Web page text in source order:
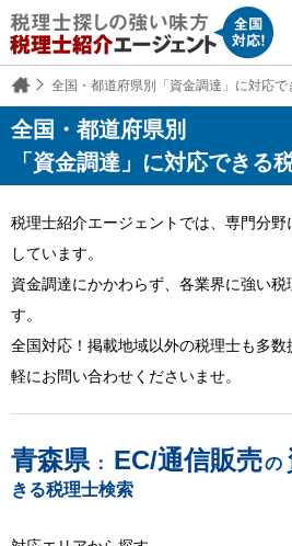
全国・都道府県別「資金調達」に対応で
全国・都道府県別
「資金調達」に対応できる
税理士紹介エージェントでは、専門分
しています。
資金調達にかかわらず、各業界に強い税
す。
全国対応！掲載地域以外の税理士も多
軽にお問い合わせくださいませ。
青森県 ： EC/通信販売の
きる税理士検索